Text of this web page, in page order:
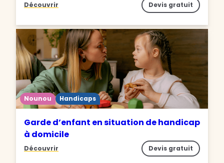
Découvrir Devis gratuit
Nounou Handicaps
Garde d’enfant en situation de handicap
à domicile
Découvrir Devis gratuit